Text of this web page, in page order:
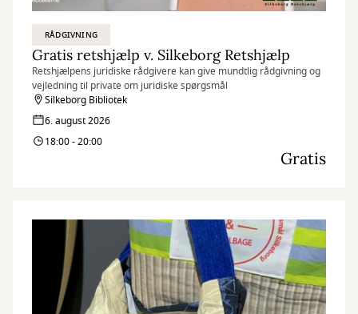
RÅDGIVNING
Gratis retshjælp v. Silkeborg Retshjælp
Retshjælpens juridiske rådgivere kan give mundtlig rådgivning og
vejledning til private om juridiske spørgsmål
Silkeborg Bibliotek
6. august 2026
18:00 - 20:00
Gratis